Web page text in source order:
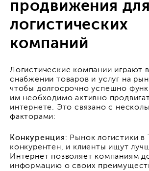
продвижения для
логистических
компаний
Логистические компании играют
снабжении товаров и услуг на
чтобы долгосрочно успешно
им необходимо активно
интернете. Это связано с
факторами:
Конкуренция: Рынок логистики в
конкурентен, и клиенты ищут
Интернет позволяет компаниям
информацию о своих